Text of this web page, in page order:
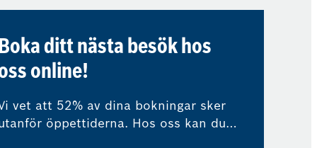
Boka ditt nästa besök hos
online!
vet att 52% av dina bokningar sker
öppettiderna. Hos oss kan du